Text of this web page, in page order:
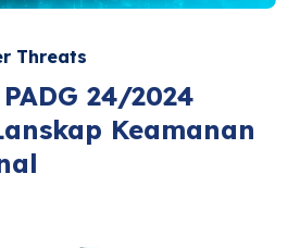
Threats
24/2024
Keamanan